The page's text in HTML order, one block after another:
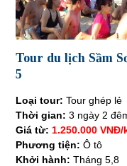
Tour du lịch Sầm
5
Loại tour:Tour ghép lẻ
Thời gian: 3 ngày 2
Giá từ: 1.250.000
Phương tiện: Ô tô
Khởi hành:Tháng 5,8